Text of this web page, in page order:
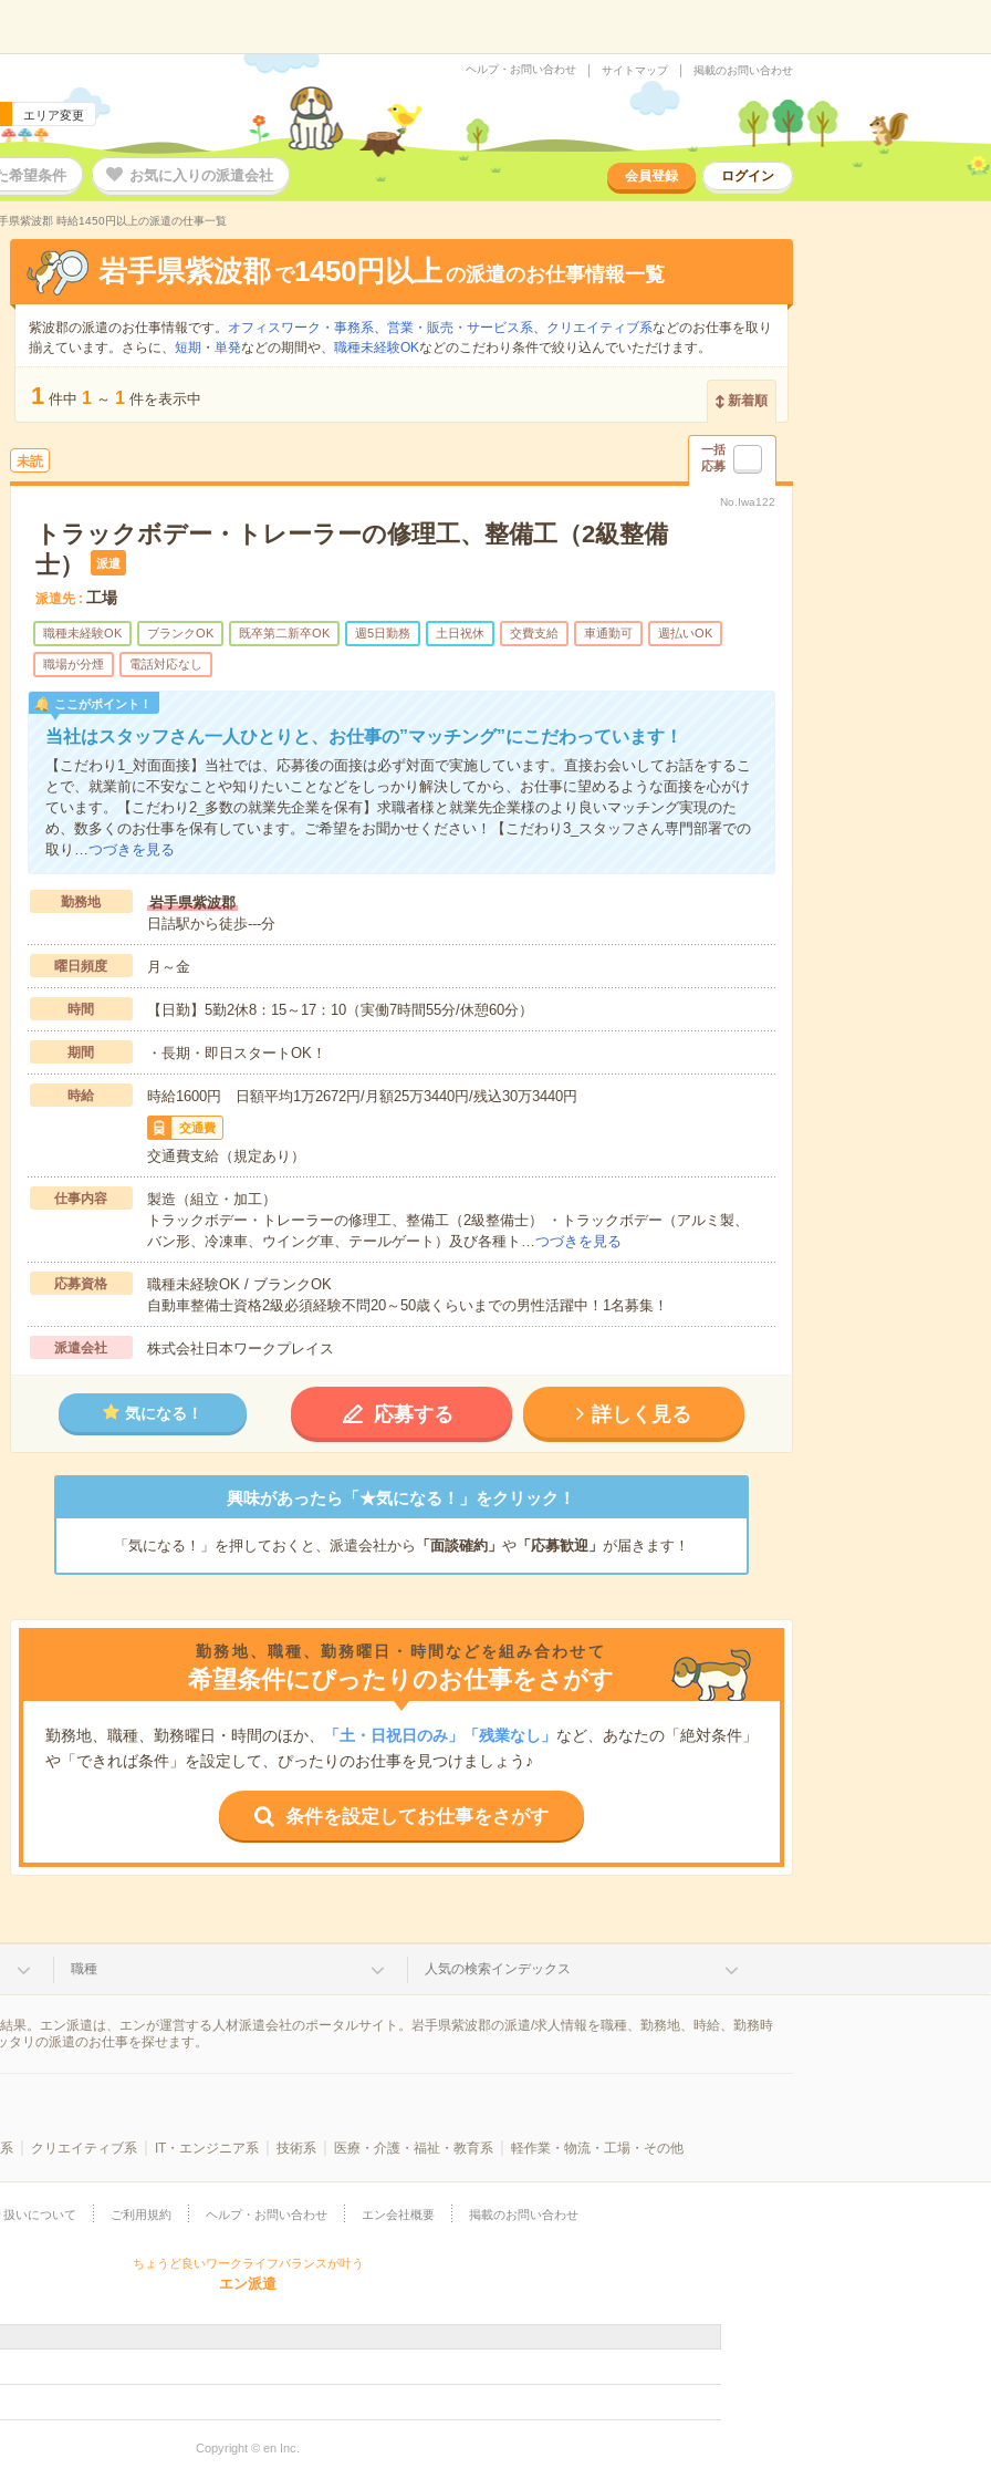
エリア変更
ヘルプ・お問い合わせ サイトマップ 掲載のお問い合わせ
希望条件 お気に入りの派遣会社 会員登録 ログイン
県紫波郡 時給1450円以上の派遣の仕事一覧
岩手県紫波郡 で1450円以上の派遣のお仕事情報一覧
紫波郡の派遣のお仕事情報です。 オフィスワーク・事務系、 営業・販売・サービス系、 クリエイティブ系などのお仕事を取り
揃えています。さらに、 短期 ・ 単発などの期間や、 職種未経験OKなどのこだわり条件で絞り込んでいただけます。
1 件中 1 ～ 1 件を表示中 新着順
未読
一括
応募
No.Iwa122
トラックボデー・トレーラーの修理工、整備工（2級整備
士）
派遣
派遣先 工場
職種未経験OK ブランクOK 既卒第二新卒OK 週5日勤務 土日祝休 交費支給 車通勤可 週払いOK
職場が分煙 電話対応なし
ここがポイント！
当社はスタッフさん一人ひとりと、お仕事の”マッチング”にこだわっています！
【こだわり1_対面面接】当社では、応募後の面接は必ず対面で実施しています。直接お会いしてお話をするこ
とで、就業前に不安なことや知りたいことなどをしっかり解決してから、お仕事に望めるような面接を心がけ
ています。【こだわり2_多数の就業先企業を保有】求職者様と就業先企業様のより良いマッチング実現のた
め、数多くのお仕事を保有しています。ご希望をお聞かせください！【こだわり3_スタッフさん専門部署での
取り…つづきを見る
勤務地
岩手県紫波郡
日詰駅から徒歩---分
曜日頻度 月～金
時間 【日勤】5勤2休8：15～17：10（実働7時間55分/休憩60分）
期間 ・長期・即日スタートOK！
時給 時給1600円 日額平均1万2672円/月額25万3440円/残込30万3440円
交通費
交通費支給（規定あり）
仕事内容
製造（組立・加工）
トラックボデー・トレーラーの修理工、整備工（2級整備士） ・トラックボデー（アルミ製、
バン形、冷凍車、ウイング車、テールゲート）及び各種ト…つづきを見る
応募資格
職種未経験OK / ブランクOK
自動車整備士資格2級必須経験不問20～50歳くらいまでの男性活躍中！1名募集！
派遣会社 株式会社日本ワークプレイス
気になる！ 応募する 詳しく見る
興味があったら「★気になる！」をクリック！
「気になる！」を押しておくと、派遣会社から 「面談確約」 や「応募歓迎」 が届きます！
勤務地、職種、勤務曜日・時間などを組み合わせて
希望条件にぴったりのお仕事をさがす
勤務地、職種、勤務曜日・時間のほか、 「土・日祝日のみ」「残業なし」 など、あなたの「絶対条件」
や「できれば条件」を設定して、ぴったりのお仕事を見つけましょう♪
条件を設定してお仕事をさがす
職種 人気の検索インデックス
果。エン派遣は、エンが運営する人材派遣会社のポータルサイト。岩手県紫波郡の派遣/求人情報を職種、勤務地、時給、勤務時
リの派遣のお仕事を探せます。
クリエイティブ系 IT・エンジニア系 技術系 医療・介護・福祉・教育系 軽作業・物流・工場・その他
いについて ご利用規約 ヘルプ・お問い合わせ エン会社概要 掲載のお問い合わせ
ちょうど良いワークライフバランスが叶う
エン派遣
Copyright © en Inc.